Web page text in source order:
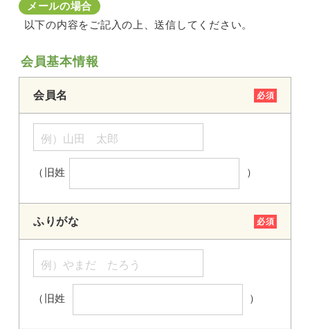
メールの場合
以下の内容をご記入の上、送信してください。
会員基本情報
会員名 必須
（旧姓 ）
ふりがな 必須
（旧姓 ）